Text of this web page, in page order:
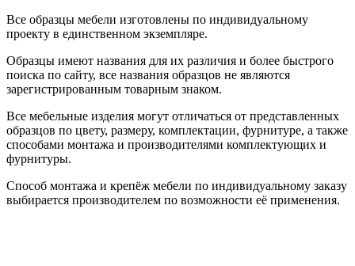
Все образцы мебели изготовлены по индивидуальному
проекту в единственном экземпляре.
Образцы имеют названия для их различия и более быстрого
поиска по сайту, все названия образцов не являются
зарегистрированным товарным знаком.
Все мебельные изделия могут отличаться от представленных
образцов по цвету, размеру, комплектации, фурнитуре, а также
способами монтажа и производителями комплектующих и
фурнитуры.
Способ монтажа и крепёж мебели по индивидуальному заказу
выбирается производителем по возможности её применения.